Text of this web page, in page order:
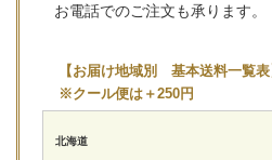
お電話でのご注文も承ります。
【お届け地域別 基本送料一覧表
※クール便は＋250円
北海道